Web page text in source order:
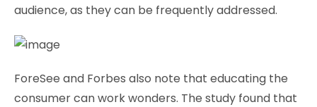
audience, as they can be frequently addressed.
ForeSee and Forbes also note that educating the
consumer can work wonders. The study found that